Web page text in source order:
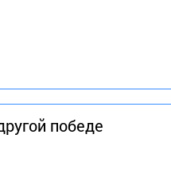
победе